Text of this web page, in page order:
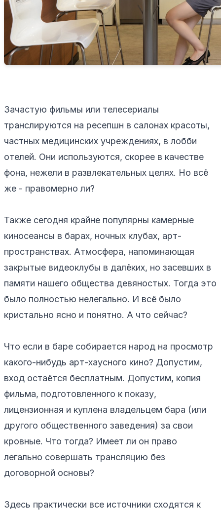
Зачастую фильмы или телесериалы
транслируются на ресепшн в салонах красоты,
частных медицинских учреждениях, в лобби
отелей. Они используются, скорее в качестве
фона, нежели в развлекательных целях. Но всё
же - правомерно ли?
Также сегодня крайне популярны камерные
киносеансы в барах, ночных клубах, арт-
пространствах. Атмосфера, напоминающая
закрытые видеоклубы в далёких, но засевших в
памяти нашего общества девяностых. Тогда это
было полностью нелегально. И всё было
кристально ясно и понятно. А что сейчас?
Что если в баре собирается народ на просмотр
какого-нибудь арт-хаусного кино? Допустим,
вход остаётся бесплатным. Допустим, копия
фильма, подготовленного к показу,
лицензионная и куплена владельцем бара (или
другого общественного заведения) за свои
кровные. Что тогда? Имеет ли он право
легально совершать трансляцию без
договорной основы?
Здесь практически все источники сходятся к